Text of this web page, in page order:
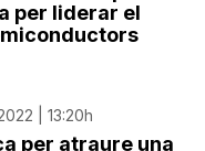
per liderar el
| 13:20h
per atraure una